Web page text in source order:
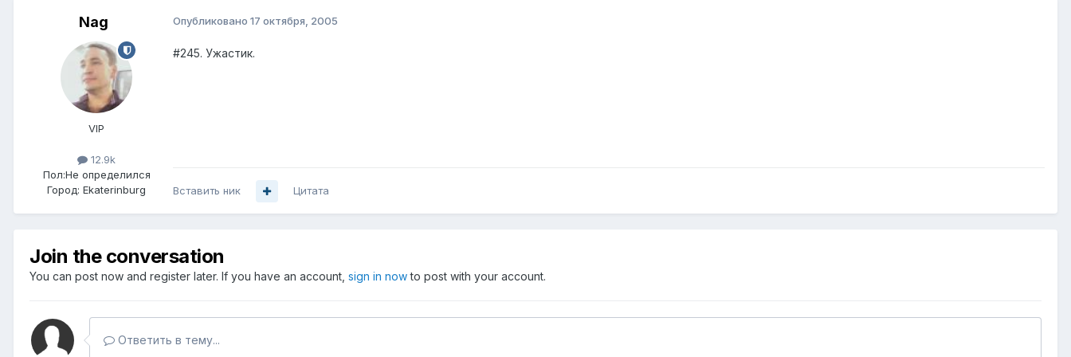
Nag
VIP
12.9k
Пол:Не определился
Город: Ekaterinburg
Опубликовано 17 октября, 2005
#245. Ужастик.
Вставить ник Цитата
Join the conversation
You can post now and register later. If you have an account, sign in nowto post with your account.
Ответить в тему...